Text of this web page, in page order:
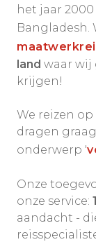
het jaar
Bangladesh.
land waar wij
krijgen!
We reizen
dragen
onderwerp '
Onze
onze service:
aandacht -